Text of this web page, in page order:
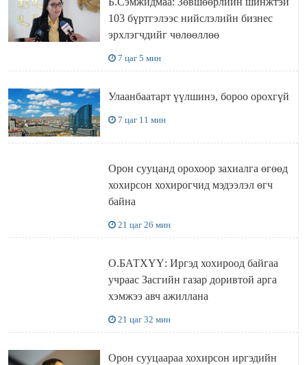
103 бүртгэлээс нийслэлийн бизнес
эрхлэгчдийг чөлөөллөө
7 цаг 5 мин
Улаанбаатарт үүлшинэ, бороо орохгүй
7 цаг 11 мин
Орон сууцанд орохоор захиалга өгөөд
хохирсон хохирогчид мэдээлэл өгч
байна
21 цаг 26 мин
О.БАТХҮҮ: Иргэд хохироод байгаа
учраас Засгийн газар доривтой арга
хэмжээ авч ажиллана
21 цаг 32 мин
Орон сууцаараа хохирсон иргэдийн